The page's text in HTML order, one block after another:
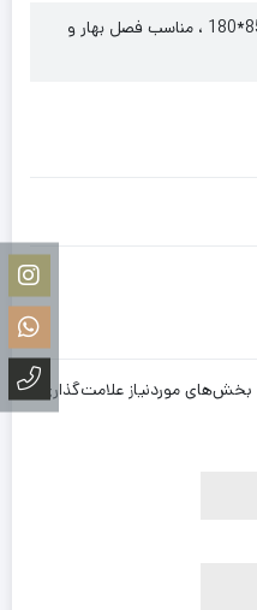
شال ، نخی ، اصلا لیز نیست ، ابعاد 85*180 ، مناسب فصل بهار و
بخش‌های موردنیاز علامت‌گذاری